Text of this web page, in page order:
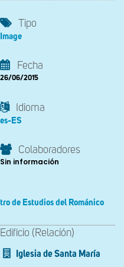
Tipo
Image
Fecha
26/06/2015
Idioma
es-ES
Colaboradores
Sin información
de Estudios del Románico
Edificio (Relación)
Iglesia de Santa María